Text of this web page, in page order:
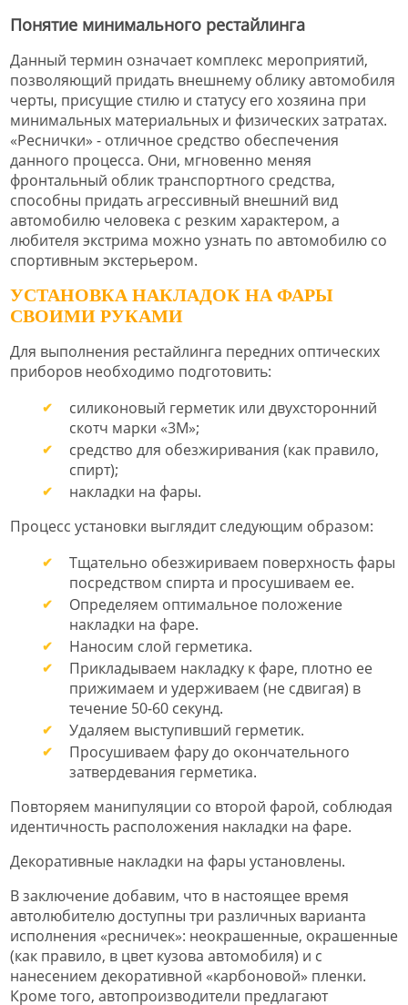
Понятие минимального рестайлинга
Данный термин означает комплекс мероприятий,
позволяющий придать внешнему облику автомобиля
черты, присущие стилю и статусу его хозяина при
минимальных материальных и физических затратах.
«Реснички» - отличное средство обеспечения
данного процесса. Они, мгновенно меняя
фронтальный облик транспортного средства,
способны придать агрессивный внешний вид
автомобилю человека с резким характером, а
любителя экстрима можно узнать по автомобилю со
спортивным экстерьером.
УСТАНОВКА НАКЛАДОК НА ФАРЫ
СВОИМИ РУКАМИ
Для выполнения рестайлинга передних оптических
приборов необходимо подготовить:
силиконовый герметик или двухсторонний
скотч марки «3М»;
средство для обезжиривания (как правило,
спирт);
накладки на фары.
Процесс установки выглядит следующим образом:
Тщательно обезжириваем поверхность фары
посредством спирта и просушиваем ее.
Определяем оптимальное положение
накладки на фаре.
Наносим слой герметика.
Прикладываем накладку к фаре, плотно ее
прижимаем и удерживаем (не сдвигая) в
течение 50-60 секунд.
Удаляем выступивший герметик.
Просушиваем фару до окончательного
затвердевания герметика.
Повторяем манипуляции со второй фарой, соблюдая
идентичность расположения накладки на фаре.
Декоративные накладки на фары установлены.
В заключение добавим, что в настоящее время
автолюбителю доступны три различных варианта
исполнения «ресничек»: неокрашенные, окрашенные
(как правило, в цвет кузова автомобиля) и с
нанесением декоративной «карбоновой» пленки.
Кроме того, автопроизводители предлагают